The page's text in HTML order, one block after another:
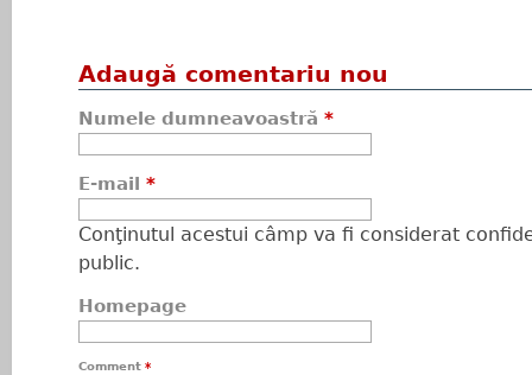
Adaugă comentariu nou
Numele dumneavoastră *
E-mail *
Conţinutul acestui câmp va fi considerat
public.
Homepage
Comment *